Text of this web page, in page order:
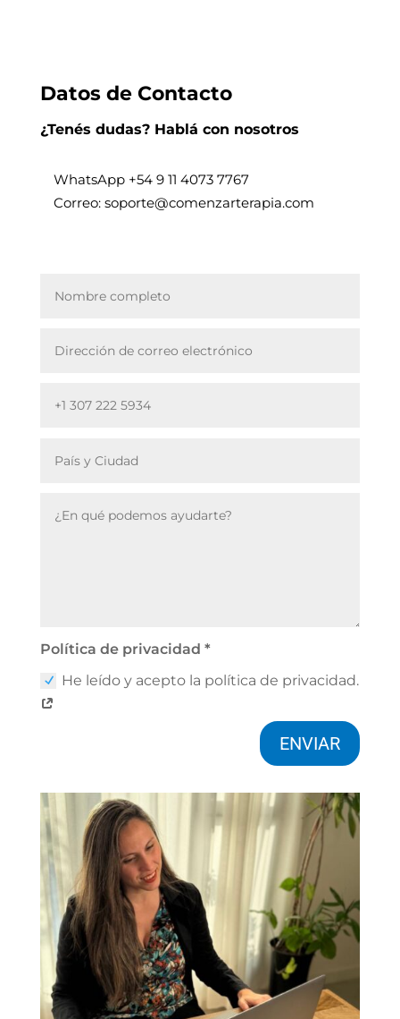
Datos de Contacto
¿Tenés dudas? Hablá con nosotros
WhatsApp +54 9 11 4073 7767
Correo: soporte@comenzarterapia.com
Política de privacidad *
He leído y acepto la política de privacidad.
ENVIAR